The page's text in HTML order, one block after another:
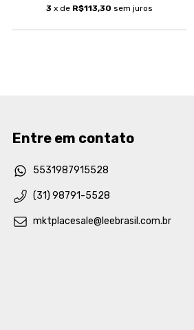
3 x de R$113,30 sem juros
Entre em contato
5531987915528
(31) 98791-5528
mktplacesale@leebrasil.com.br